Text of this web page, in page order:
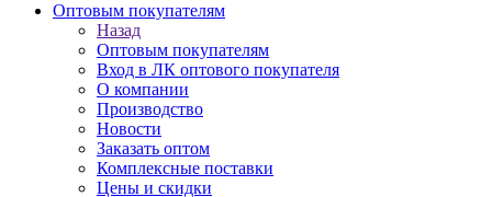
Оптовым покупателям
Назад
Оптовым покупателям
Вход в ЛК оптового покупателя
О компании
Производство
Новости
Заказать оптом
Комплексные поставки
Цены и скидки